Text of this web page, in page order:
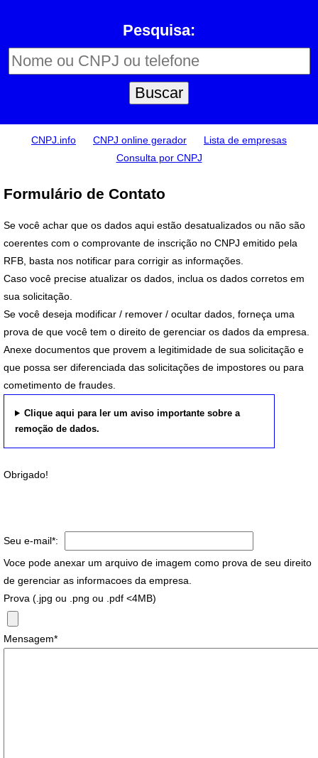
Pesquisa:
CNPJ.info CNPJ online gerador
Lista de empresas
Consulta por CNPJ
Formulário de Contato
Se você achar que os dados aqui estão desatualizados ou não são
coerentes com o comprovante de inscrição no CNPJ emitido pela
RFB, basta nos notificar para corrigir as informações.
Caso você precise atualizar os dados, inclua os dados corretos em
sua solicitação.
Se você deseja modificar / remover / ocultar dados, forneça uma
prova de que você tem o direito de gerenciar os dados da empresa.
Anexe documentos que provem a legitimidade de sua solicitação e
que possa ser diferenciada das solicitações de impostores ou para
cometimento de fraudes.
Clique aqui para ler um aviso importante sobre a
remoção de dados.
Obrigado!
Seu e-mail*:
Voce pode anexar um arquivo de imagem como prova de seu direito
de gerenciar as informacoes da empresa.
Prova (.jpg ou .png ou .pdf <4MB)
Mensagem*